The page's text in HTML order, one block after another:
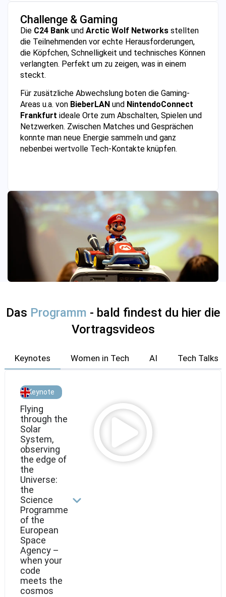
Challenge & Gaming
Die C24 Bank und Arctic Wolf Networks stellten
die Teilnehmenden vor echte Herausforderungen,
die Köpfchen, Schnelligkeit und technisches Können
verlangten. Perfekt um zu zeigen, was in einem
steckt.
Für zusätzliche Abwechslung boten die Gaming-
Areas u.a. von BieberLAN und NintendoConnect
Frankfurt ideale Orte zum Abschalten, Spielen und
Netzwerken. Zwischen Matches und Gesprächen
konnte man neue Energie sammeln und ganz
nebenbei wertvolle Tech-Kontakte knüpfen.
Das Programm - bald findest du hier die
Vortragsvideos
Keynotes Women in Tech AI Tech Talks
Keynote
Flying
through the
Solar
System,
observing
the edge of
the
Universe:
the
Science
Programme
of the
European
Space
Agency –
when your
code
meets the
cosmos